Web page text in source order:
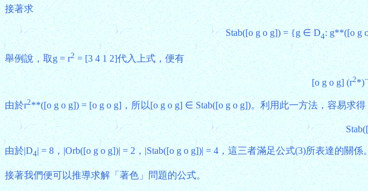
接著求
Stab([o g o g]) = {g ∈ D4: g**([o g
舉例說，取g = r2= [3 4 1 2]代入上式，便有
[o g o g] (r2*)
由於r2**([o g o g]) = [o g o g]，所以[o g o g] ∈ Stab([o g o g])。利用此一方法，容易求得
由於|D4| = 8，|Orb([o g o g])| = 2，|Stab([o g o g])| = 4，這三者滿足公式(3)所表達的關係
接著我們便可以推導求解「著色」問題的公式。